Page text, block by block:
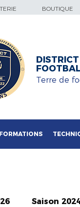
BOUTIQUE
Terre de
FORMATIONS
Saison